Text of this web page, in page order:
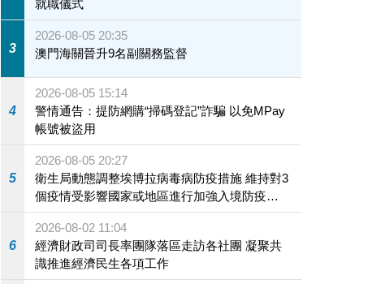
就職儀式
3
2026-08-05 20:35
澳門海關晉升9名副關務監督
4
2026-08-05 15:14
警情通告：提防網購“掃碼登記”詐騙 以免MPay
帳號被盜用
5
2026-08-05 20:27
衛生局動態調整埃博拉病毒病防疫措施 維持對3
個疫情受影響國家或地區進行加強入境防疫措
施
6
2026-08-02 11:04
經濟財政司司長率團隊落區走訪各社團 凝聚共
識推進經濟民生各項工作